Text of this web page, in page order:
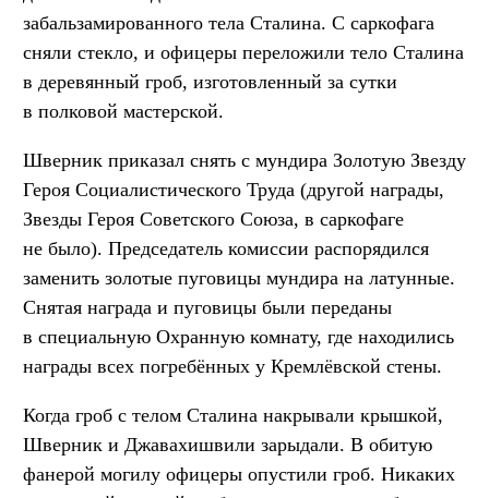
забальзамированного тела Сталина. С саркофага
сняли стекло, и офицеры переложили тело Сталина
в деревянный гроб, изготовленный за сутки
в полковой мастерской.
Шверник приказал снять с мундира Золотую Звезду
Героя Социалистического Труда (другой награды,
Звезды Героя Советского Союза, в саркофаге
не было). Председатель комиссии распорядился
заменить золотые пуговицы мундира на латунные.
Снятая награда и пуговицы были переданы
в специальную Охранную комнату, где находились
награды всех погребённых у Кремлёвской стены.
Когда гроб с телом Сталина накрывали крышкой,
Шверник и Джавахишвили зарыдали. В обитую
фанерой могилу офицеры опустили гроб. Никаких